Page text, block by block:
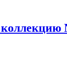
коллекцию